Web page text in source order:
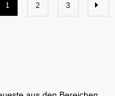
1 2 3